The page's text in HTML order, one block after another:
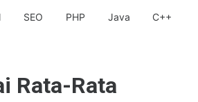
SEO PHP Java C++
Rata-Rata